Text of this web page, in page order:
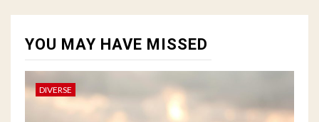
YOU MAY HAVE MISSED
DIVERSE